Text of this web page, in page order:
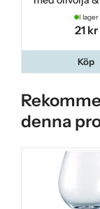
100 g
I lager
21 kr
Köp
denna